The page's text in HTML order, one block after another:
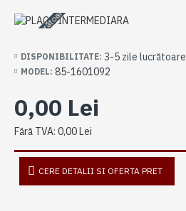
3-5 zile lucrătoare
DISPONIBILITATE: 3-5 zile lucrătoare
MODEL: 85-1601092
0,00 Lei
Fără TVA: 0,00 Lei
CERE DETALII SI OFERTA PRET